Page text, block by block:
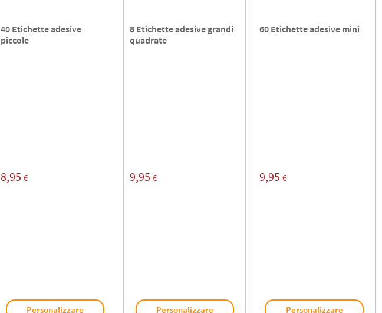
40 Etichette adesive
piccole
8,95 €
Personalizzare
8 Etichette adesive grandi
quadrate
9,95 €
Personalizzare
60 Etichette adesive mini
9,95 €
Personalizzare